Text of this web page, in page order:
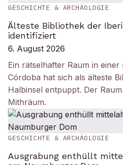
GESCHICHTE & ARCHÄOLOGIE
Älteste Bibliothek der
identifiziert
6. August 2026
Ein rätselhafter Raum in
Córdoba hat sich als älteste
Halbinsel entpuppt. Der
Mithräum.
GESCHICHTE & ARCHÄOLOGIE
Ausgrabung enthüllt